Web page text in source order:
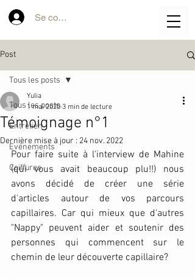
Se connecter
Post
Tous les posts
Entretien
Evénements
Coiffures
Tous les posts
Témoignage n°1
Yulia
1 mai 2020 3 min de lecture
Dernière mise à jour : 24 nov. 2022
Pour faire suite à l'interview de Mahine
(qui vous avait beaucoup plu!!) nous
avons décidé de créer une série
d'articles autour de vos parcours
capillaires. Car qui mieux que d'autres
"Nappy" peuvent aider et soutenir des
personnes qui commencent sur le
chemin de leur découverte capillaire?